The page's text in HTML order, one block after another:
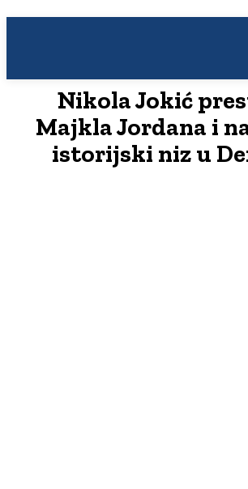
Nikola Jokić
Majkla Jordana i
istorijski niz u